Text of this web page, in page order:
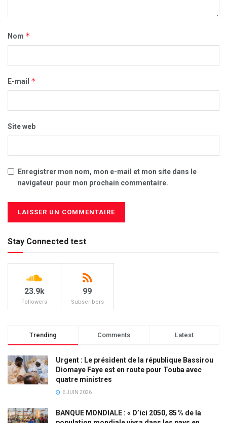
Nom *
E-mail *
Site web
Enregistrer mon nom, mon e-mail et mon site dans le
navigateur pour mon prochain commentaire.
Stay Connected test
23.9k
Followers
99
Subscribers
Trending Comments Latest
Urgent : Le président de la république Bassirou
Diomaye Faye est en route pour Touba avec
quatre ministres
6 JUIN 2026
BANQUE MONDIALE : « D’ici 2050, 85 % de la